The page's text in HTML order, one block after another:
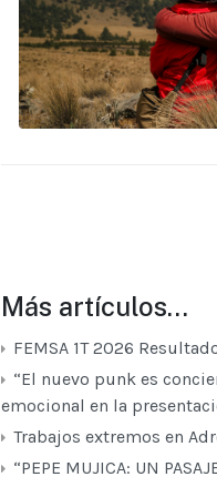
Más artículos…
FEMSA 1T 2026
“El nuevo punk es
emocional en la
Trabajos extremos en
“PEPE MUJICA: UN